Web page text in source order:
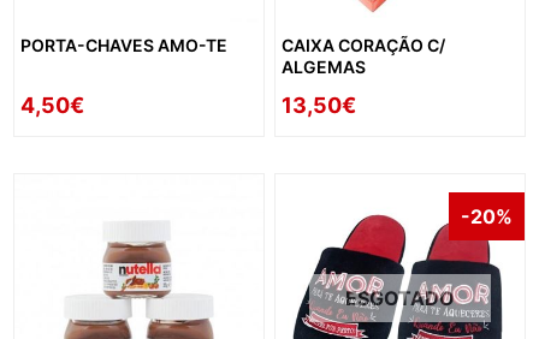
PORTA-CHAVES AMO-TE
4,50€
CAIXA CORAÇÃO C/
ALGEMAS
13,50€
ESGOTADO
-20%